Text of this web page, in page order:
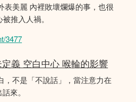
表美麗 內裡敗壞爛爆的事，也很
推入人禍。
3477
義 空白中心 喉輪的影響
，不是「不說話」，當注意力在
來。